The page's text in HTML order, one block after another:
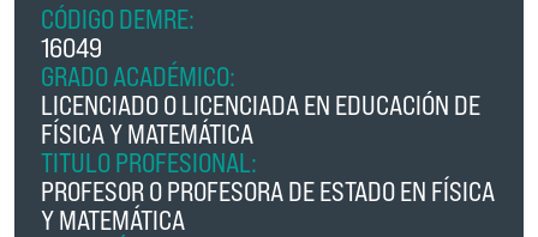
CÓDIGO DEMRE:
16049
GRADO ACADÉMICO:
LICENCIADO O LICENCIADA EN EDUCACIÓN DE
FÍSICA Y MATEMÁTICA
TITULO PROFESIONAL:
PROFESOR O PROFESORA DE ESTADO EN FÍSICA
Y MATEMÁTICA